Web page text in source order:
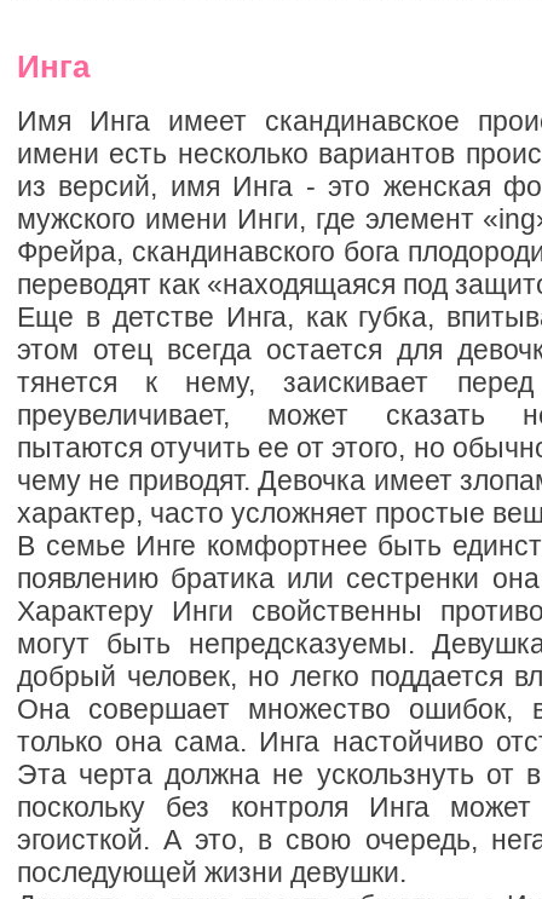
Инга
Имя Инга имеет скандинавское
имени есть несколько вариантов
из версий, имя Инга - это женская
мужского имени Инги, где элемент
Фрейра, скандинавского бога
переводят как «находящаяся под
Еще в детстве Инга, как губка,
этом отец всегда остается для
тянется к нему, заискивает
преувеличивает, может сказать
пытаются отучить ее от этого, но
чему не приводят. Девочка имеет
характер, часто усложняет простые
В семье Инге комфортнее быть
появлению братика или сестренки
Характеру Инги свойственны
могут быть непредсказуемы.
добрый человек, но легко поддается
Она совершает множество ошибок,
только она сама. Инга настойчиво
Эта черта должна не ускользнуть от
поскольку без контроля Инга может
эгоисткой. А это, в свою очередь,
последующей жизни девушки.